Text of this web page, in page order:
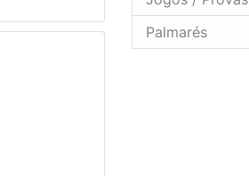
Palmarés